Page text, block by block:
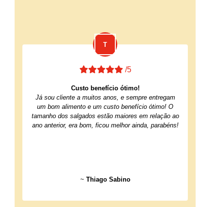
/5
Custo benefício ótimo!
Já sou cliente a muitos anos, e sempre entregam
um bom alimento e um custo benefício ótimo! O
tamanho dos salgados estão maiores em relação ao
ano anterior, era bom, ficou melhor ainda, parabéns!
~ Thiago Sabino